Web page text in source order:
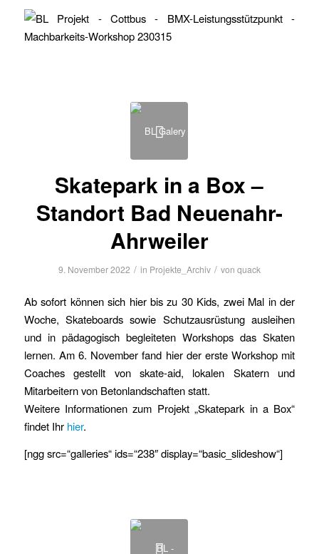
Skatepark in a Box –
Standort Bad Neuenahr-
Ahrweiler
9. November 2022 / in Projekte_Archiv / von quack
Ab sofort können sich hier bis zu 30 Kids, zwei Mal in der
Woche, Skateboards sowie Schutzausrüstung ausleihen
und in pädagogisch begleiteten Workshops das Skaten
lernen. Am 6. November fand hier der erste Workshop mit
Coaches gestellt von skate-aid, lokalen Skatern und
Mitarbeitern von Betonlandschaften statt.
Weitere Informationen zum Projekt „Skatepark in a Box“
findet Ihr hier.
[ngg src=“galleries“ ids=“238″ display=“basic_slideshow“]